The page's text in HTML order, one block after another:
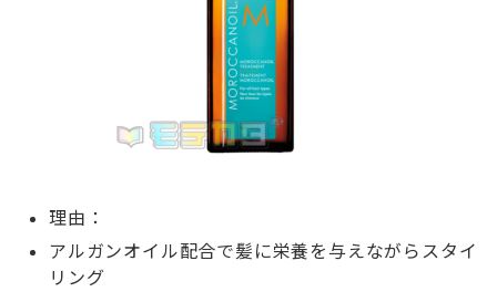
理由：
アルガンオイル配合で髪に栄養を与えながらスタイ
リング